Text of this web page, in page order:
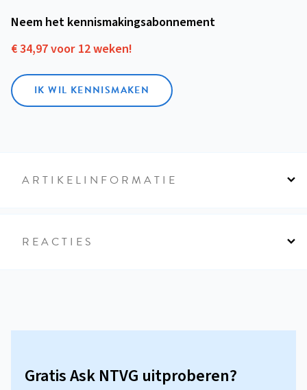
Neem het kennismakings­abonnement
€ 34,97 voor 12 weken!
IK WIL KENNISMAKEN
ARTIKELINFORMATIE
REACTIES
Gratis Ask NTVG uitproberen?